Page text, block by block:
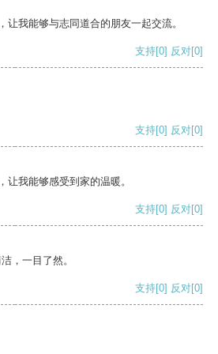
让我能够与志同道合的朋友一起交流。
支持[0] 反对[0]
支持[0] 反对[0]
让我能够感受到家的温暖。
支持[0] 反对[0]
，一目了然。
支持[0] 反对[0]